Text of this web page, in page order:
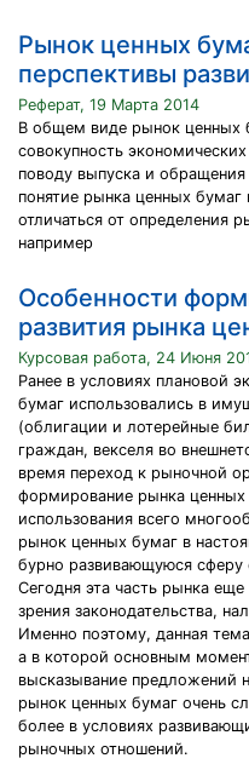
Рынок ценных
перспективы
Реферат, 19 Марта 2014
В общем виде рынок ценных
совокупность
поводу выпуска и
понятие рынка ценных
отличаться от определения
например
Особенности
развития рынка
Курсовая работа, 24 Июня
Ранее в условиях плановой
бумаг использовались в
(облигации и лотерейные
граждан, векселя во
время переход к рыночной
формирование рынка
использования всего
рынок ценных бумаг в
бурно развивающуюся сферу
Сегодня эта часть рынка
зрения законодательства,
Именно поэтому, данная
а в которой основным
высказывание предложений
рынок ценных бумаг очень
более в условиях
рыночных отношений.